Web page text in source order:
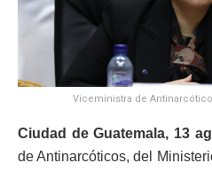
Viceministra de
Ciudad de Guatemala, 13
de Antinarcóticos, del